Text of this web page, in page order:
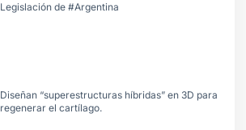
Legislación de #Argentina
Diseñan “superestructuras híbridas” en 3D para
regenerar el cartílago.